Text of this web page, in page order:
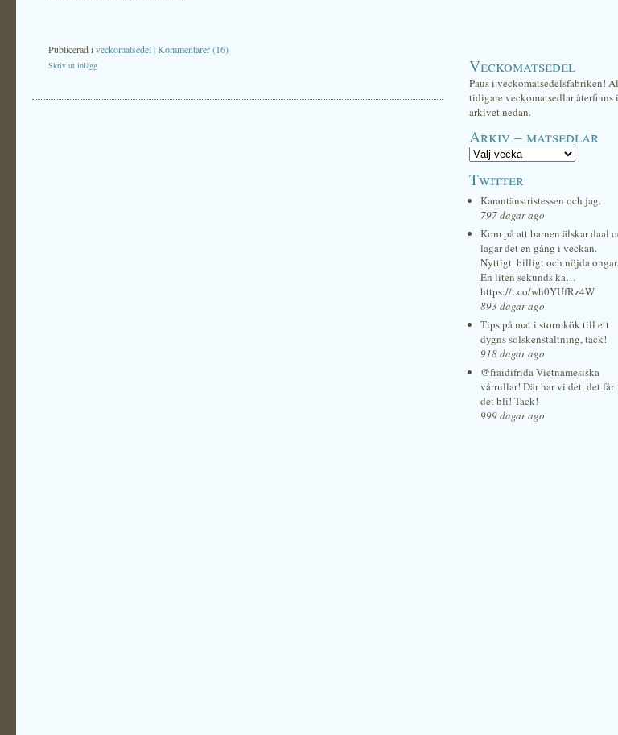
Publicerad iveckomatsedel|Kommentarer (16)
Skriv ut inlägg Veckomatsedel
Paus i veckomatsedelsfabriken!
tidigare veckomatsedlar återfinns i
arkivet nedan.
Arkiv – matsedlar
Twitter
Karantänstristessen och jag.
797 dagar ago
Kom på att barnen älskar daal
lagar det en gång i veckan.
Nyttigt, billigt och nöjda ongar.
En liten sekunds kä…
https://t.co/wh0YUfRz4W
893 dagar ago
Tips på mat i stormkök till ett
dygns solskenstältning, tack!
918 dagar ago
@fraidifrida Vietnamesiska
vårrullar! Där har vi det, det får
det bli! Tack!
999 dagar ago